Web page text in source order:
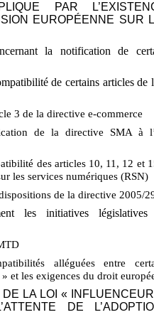
PAR
EUROPÉENNE SUR
la notification de
de certains articles de
3 de la directive e-commerce
de la directive SMA à
des articles 10, 11, 12 et
les services numériques (RSN)
de la directive 2005/
les initiatives législatives
alléguées entre
» et les exigences du droit
DE LA LOI «
DE